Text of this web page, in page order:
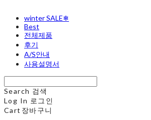
winter SALE❄
Best
전체제품
후기
A/S안내
사용설명서
Search 검색
Log In 로그인
Cart 장바구니